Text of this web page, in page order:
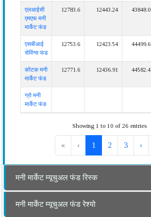
एलआईसी
एमएफ मनी
मार्केट फंड
12783.6 12443.24 43848.0
एसबीआई
सेविंग्स फंड
12753.6 12423.54 44499.6
कोटक मनी
मार्केट फंड
12771.6 12436.91 44582.4
ग्रो मनी
मार्केट फंड
Showing 1 to 10 of 26 entries
« ‹ 1 2 3 ›
मनी मार्केट म्यूचुअल फंड रिस्क
मनी मार्केट म्यूचुअल फंड रेश्यो